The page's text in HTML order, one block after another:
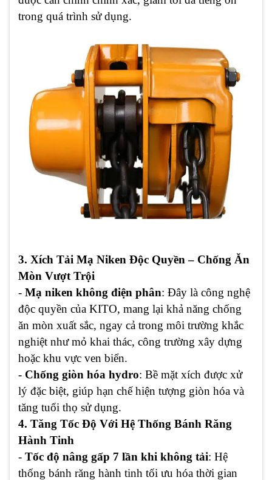
trong quá trình sử dụng.
3. Xích Tải Mạ Niken Độc Quyền – Chống Ăn
Mòn Vượt Trội
- Mạ niken không điện phân: Đây là công nghệ
độc quyền của KITO, mang lại khả năng chống
ăn mòn xuất sắc, ngay cả trong môi trường khắc
nghiệt như mỏ khai thác, công trường xây dựng
hoặc khu vực ven biển.
- Chống giòn hóa hydro: Bề mặt xích được xử
lý đặc biệt, giúp hạn chế hiện tượng giòn hóa và
tăng tuổi thọ sử dụng.
4. Tăng Tốc Độ Với Hệ Thống Bánh Răng
Hành Tinh
- Tốc độ nâng gấp 7 lần khi không tải: Hệ
thống bánh răng hành tinh tối ưu hóa thời gian